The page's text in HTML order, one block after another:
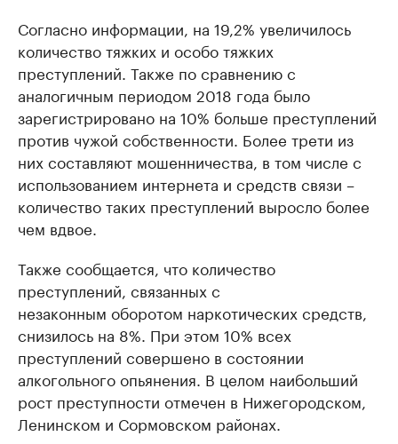
Согласно информации, на 19,2% увеличилось
количество тяжких и особо тяжких
преступлений. Также по сравнению с
аналогичным периодом 2018 года было
зарегистрировано на 10% больше преступлений
против чужой собственности. Более трети из
них составляют мошенничества, в том числе с
использованием интернета и средств связи –
количество таких преступлений выросло более
чем вдвое.
Также сообщается, что количество
преступлений, связанных с
незаконным оборотом наркотических средств,
снизилось на 8%. При этом 10% всех
преступлений совершено в состоянии
алкогольного опьянения. В целом наибольший
рост преступности отмечен в Нижегородском,
Ленинском и Сормовском районах.